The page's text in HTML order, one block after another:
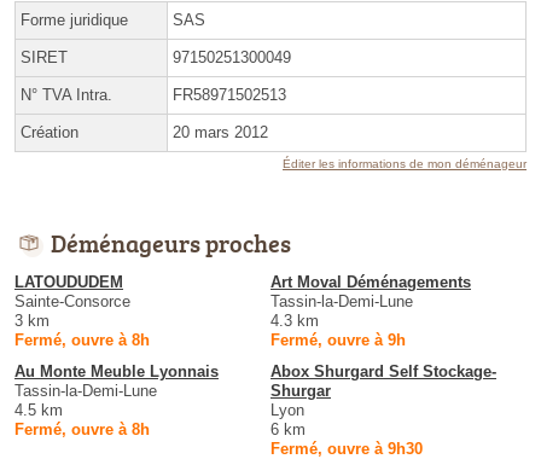
Forme juridique SAS
SIRET 97150251300049
N° TVA Intra. FR58971502513
Création 20 mars 2012
Éditer les informations de mon déménageur
Déménageurs proches
LATOUDUDEM
Sainte-Consorce
3 km
Fermé, ouvre à 8h
Art Moval Déménagements
Tassin-la-Demi-Lune
4.3 km
Fermé, ouvre à 9h
Au Monte Meuble Lyonnais
Tassin-la-Demi-Lune
4.5 km
Fermé, ouvre à 8h
Abox Shurgard Self Stockage-
Shurgar
Lyon
6 km
Fermé, ouvre à 9h30